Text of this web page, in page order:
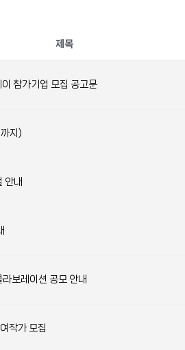
제목
참가기업 모집 공고문
지)
안내
보레이션 공모 안내
작가 모집